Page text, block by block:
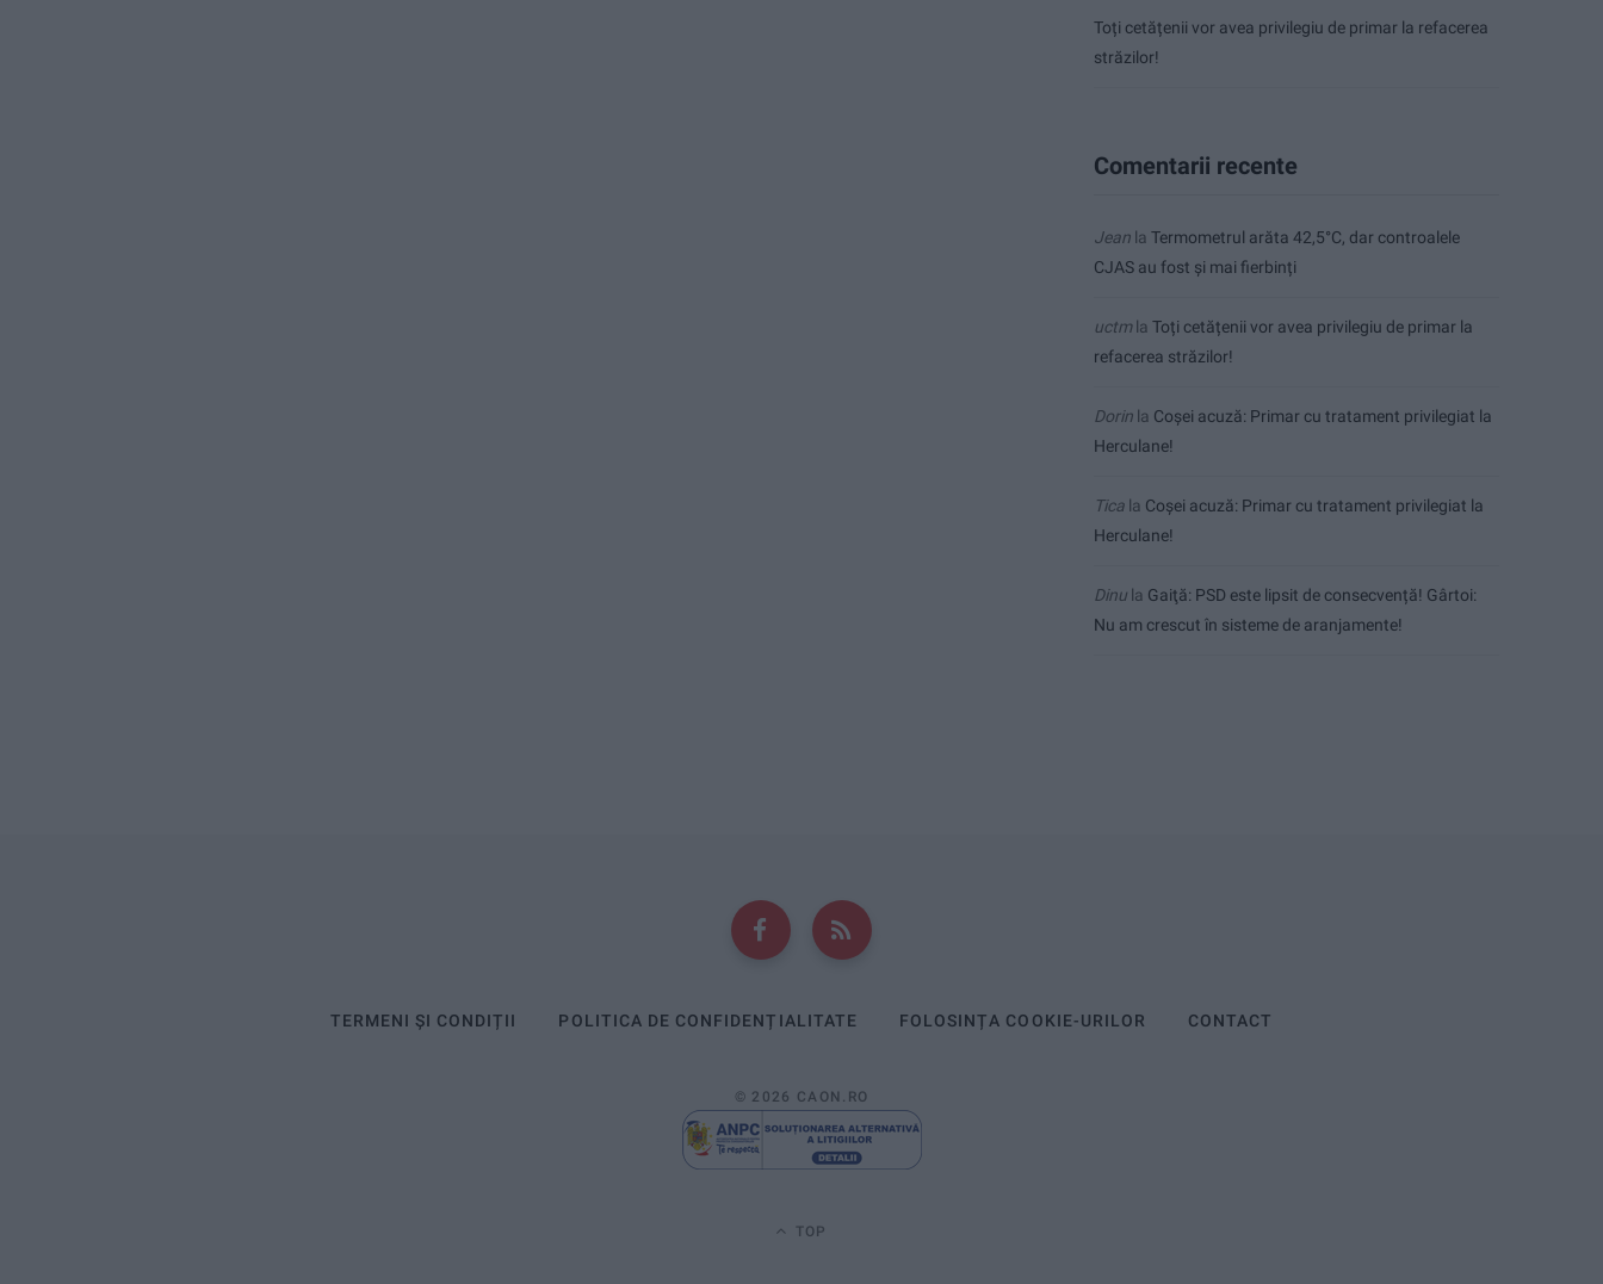
Toți cetățenii vor avea privilegiu de primar la refacerea
străzilor!
Comentarii recente
Jean la Termometrul arăta 42,5°C, dar controalele
CJAS au fost și mai fierbinți
uctmla Toți cetățenii vor avea privilegiu de primar la
refacerea străzilor!
Dorin la Coșei acuză: Primar cu tratament privilegiat la
Herculane!
Tica la Coșei acuză: Primar cu tratament privilegiat la
Herculane!
Dinu la Gaiţă: PSD este lipsit de consecvență! Gârtoi:
Nu am crescut în sisteme de aranjamente!
TERMENI ȘI CONDIȚII POLITICA DE CONFIDENȚIALITATE FOLOSINȚA COOKIE-URILOR CONTACT
© 2026 CAON.RO
TOP